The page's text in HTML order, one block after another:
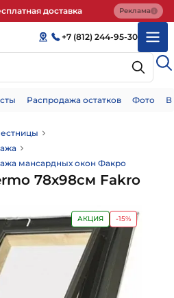
доставка Реклама
+7 (812) 244-95-30
Распродажа остатков Фото
мансардных окон Факро
78х98см Fakro
АКЦИЯ -15%